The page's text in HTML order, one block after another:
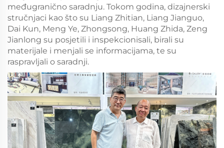
međugranično saradnju. Tokom godina, dizajnerski
stručnjaci kao što su Liang Zhitian, Liang Jianguo,
Dai Kun, Meng Ye, Zhongsong, Huang Zhida, Zeng
Jianlong su posjetili i inspekcionisali, birali su
materijale i menjali se informacijama, te su
raspravljali o saradnji.